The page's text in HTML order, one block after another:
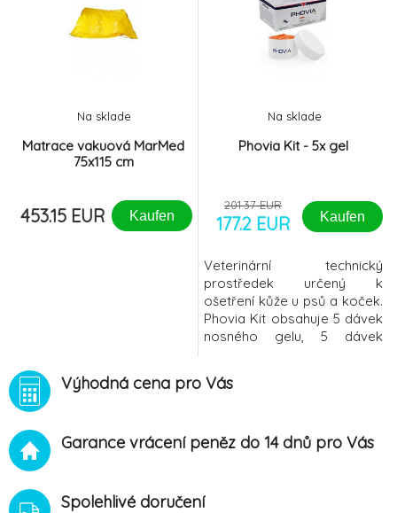
Matrace vakuová MarMed
75x115 cm
Na sklade
453.15 EUR Kaufen
Phovia Kit - 5x gel
Na sklade
201.37 EUR
177.2 EUR Kaufen
Veterinární technický
prostředek určený k
ošetření kůže u psů a koček.
Phovia Kit obsahuje 5 dávek
nosného gelu, 5 dávek
dřevěných špachtlí. Je
Výhodná cena pro Vás
Garance vrácení peněz do 14 dnů pro Vás
Spolehlivé doručení